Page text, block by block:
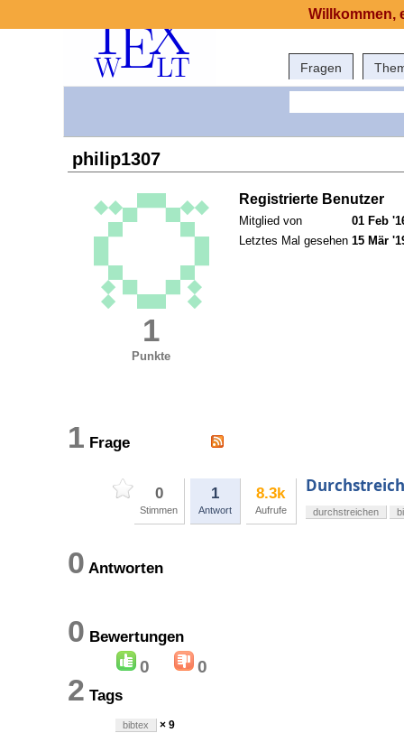
Fragen
philip1307
1
Punkte
Registrierte Benutzer
Mitglied von
01 Feb
Letztes Mal gesehen 15 Mär
1 Frage
0
Stimmen
1
Antwort
8.3k
Aufrufe durchstreichen
0 Antworten
0 Bewertungen
0 0
2 Tags
bibtex × 9
Willkommen,